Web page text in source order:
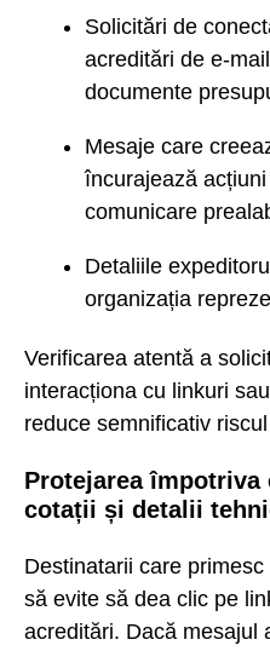
Solicitări de
acreditări de e-
documente
Mesaje care
încurajează
comunicare
Detaliile
organizația
Verificarea atentă a
interacționa cu linkuri
reduce semnificativ
Protejarea împotriva
cotații și detalii
Destinatarii care
să evite să dea clic pe
acreditări. Dacă mesajul